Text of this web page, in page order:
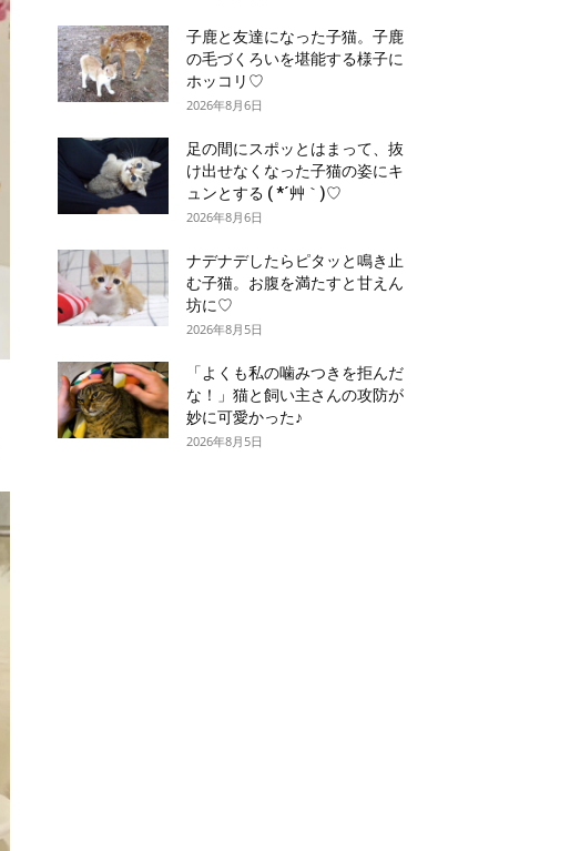
子鹿と友達になった子猫。子鹿
の毛づくろいを堪能する様子に
ホッコリ♡
2026年8月6日
足の間にスポッとはまって、抜
け出せなくなった子猫の姿にキ
ュンとする ( *´艸｀)♡
2026年8月6日
ナデナデしたらピタッと鳴き止
む子猫。お腹を満たすと甘えん
坊に♡
2026年8月5日
「よくも私の噛みつきを拒んだ
な！」猫と飼い主さんの攻防が
妙に可愛かった♪
2026年8月5日